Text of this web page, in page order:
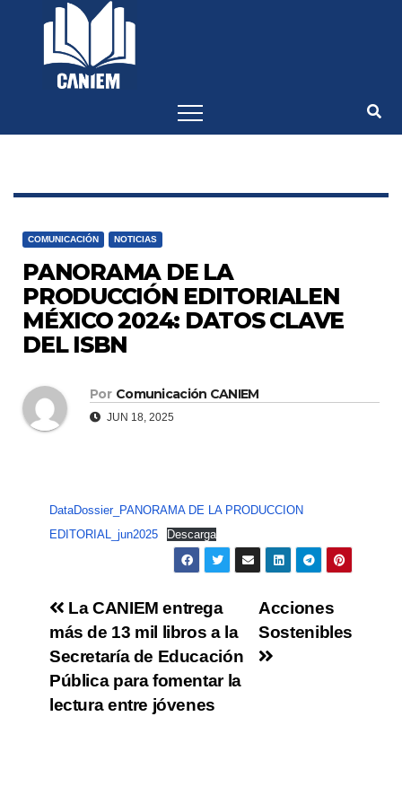
COMUNICACIÓN NOTICIAS
PANORAMA DE LA
PRODUCCIÓN EDITORIALEN
MÉXICO 2024: DATOS CLAVE
DEL ISBN
Por Comunicación CANIEM
JUN 18, 2025
DataDossier_PANORAMA DE LA PRODUCCION
EDITORIAL_jun2025
Descarga
Acciones
Sostenibles
La CANIEM entrega
más de 13 mil libros a la
Secretaría de Educación
Pública para fomentar la
lectura entre jóvenes